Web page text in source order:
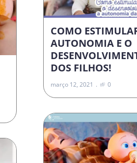
COMO
AUTONOMIA E O
DOS FILHOS!
março 12, 2021 0